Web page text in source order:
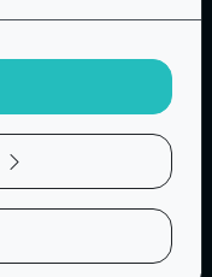
la possibilità
materiali
IR
patch IR sono
solo le
creando un